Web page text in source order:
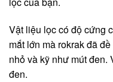
Vật liệu lọc có độ cứng
mắt lớn mà rokrak đã
nhỏ và kỹ như mút đen.
đen.